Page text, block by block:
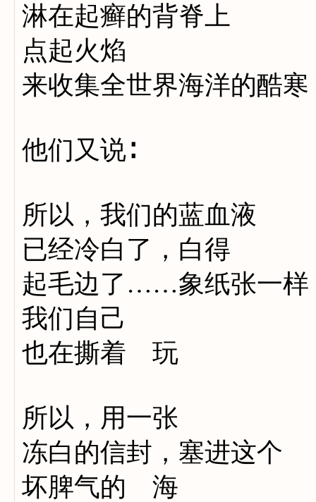
淋在起癣的背脊上
点起火焰
来收集全世界海洋的酷寒
他们又说∶
所以，我们的蓝血液
已经冷白了，白得
起毛边了……象纸张一样
我们自己
也在撕着 玩
所以，用一张
冻白的信封，塞进这个
坏脾气的 海